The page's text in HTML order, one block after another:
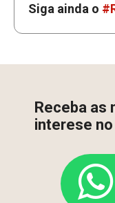
Siga ainda o
Receba as
interese